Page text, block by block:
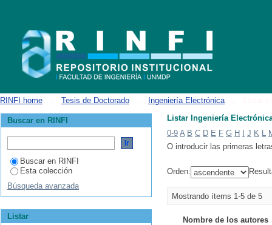
RINFI home Tesis de Doctorado Ingeniería Electrónica
Listar Ingeniería
0-9 A B C D E F G H J K L
O introducir las primeras
Orden:
Mostrando ítems 1-5 de 5
Nombre de los autores
Buscar en RINFI
Buscar en RINFI
Esta colección
Búsqueda avanzada
Listar